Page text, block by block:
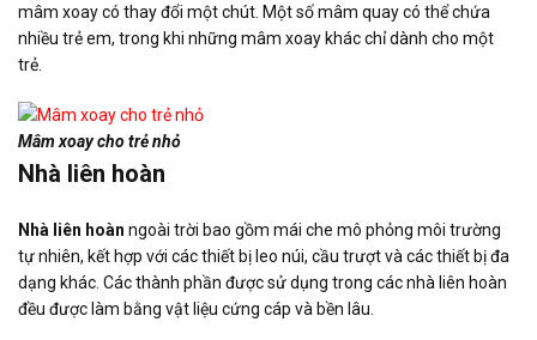
mâm xoay có thay đổi một chút. Một số mâm quay có thể chứa
nhiều trẻ em, trong khi những mâm xoay khác chỉ dành cho một
trẻ.
Mâm xoay cho trẻ nhỏ
Nhà liên hoàn
Nhà liên hoàn ngoài trời bao gồm mái che mô phỏng môi trường
tự nhiên, kết hợp với các thiết bị leo núi, cầu trượt và các thiết bị đa
dạng khác. Các thành phần được sử dụng trong các nhà liên hoàn
đều được làm bằng vật liệu cứng cáp và bền lâu.